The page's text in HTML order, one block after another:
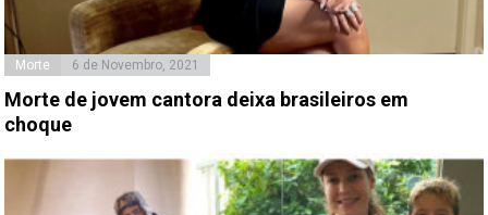
Morte 6 de Novembro, 2021
Morte de jovem cantora deixa brasileiros em
choque